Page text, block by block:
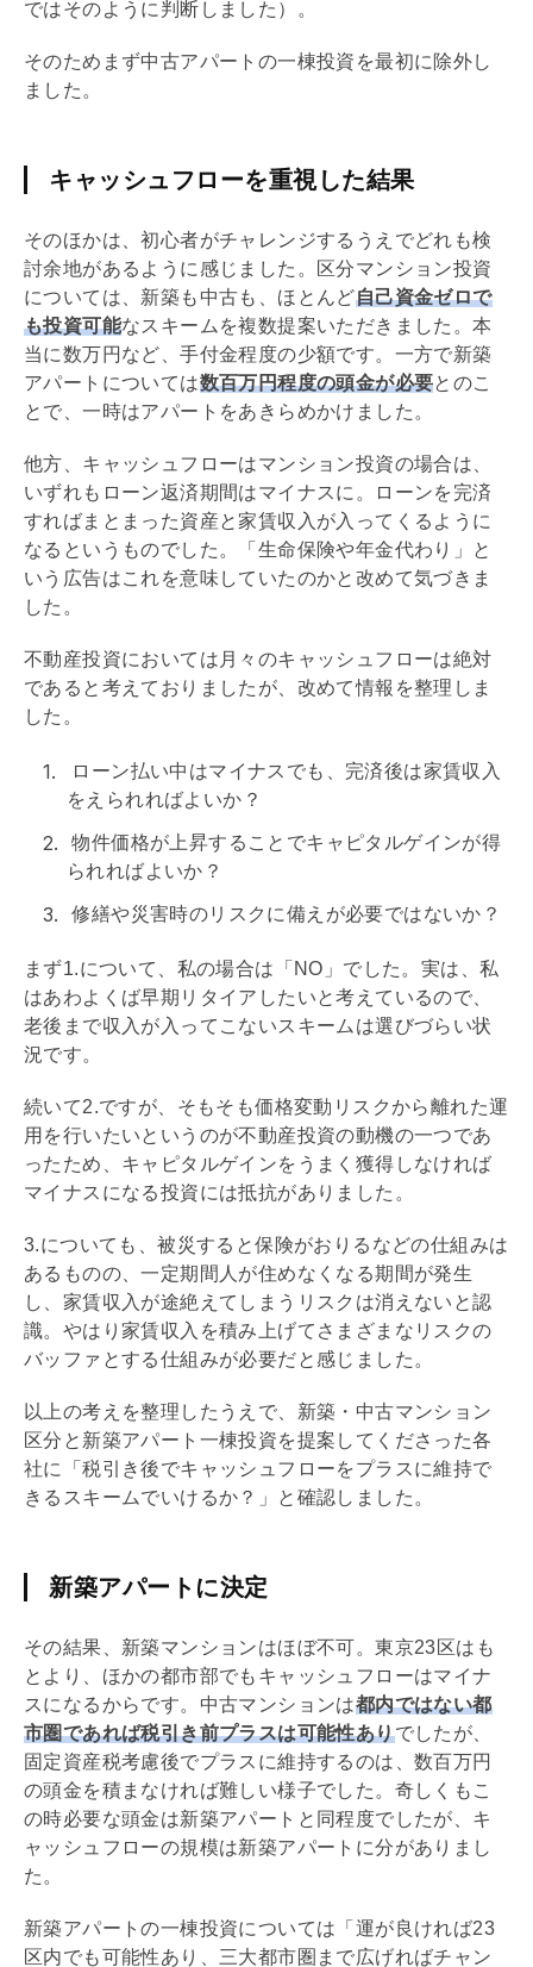
ではそのように判断しました）。
そのためまず中古アパートの一棟投資を最初に除外し
ました。
キャッシュフローを重視した結果
そのほかは、初心者がチャレンジするうえでどれも検
討余地があるように感じました。区分マンション投資
については、新築も中古も、ほとんど自己資金ゼロで
も投資可能なスキームを複数提案いただきました。本
当に数万円など、手付金程度の少額です。一方で新築
アパートについては数百万円程度の頭金が必要とのこ
とで、一時はアパートをあきらめかけました。
他方、キャッシュフローはマンション投資の場合は、
いずれもローン返済期間はマイナスに。ローンを完済
すればまとまった資産と家賃収入が入ってくるように
なるというものでした。「生命保険や年金代わり」と
いう広告はこれを意味していたのかと改めて気づきま
した。
不動産投資においては月々のキャッシュフローは絶対
であると考えておりましたが、改めて情報を整理しま
した。
ローン払い中はマイナスでも、完済後は家賃収入
をえられればよいか？
物件価格が上昇することでキャピタルゲインが得
られればよいか？
修繕や災害時のリスクに備えが必要ではないか？
まず1.について、私の場合は「NO」でした。実は、私
はあわよくば早期リタイアしたいと考えているので、
老後まで収入が入ってこないスキームは選びづらい状
況です。
続いて2.ですが、そもそも価格変動リスクから離れた運
用を行いたいというのが不動産投資の動機の一つであ
ったため、 キャピタルゲインをうまく獲得しなければ
マイナスになる投資には抵抗がありました。
3.についても、被災すると保険がおりるなどの仕組みは
あるものの、一定期間人が住めなくなる期間が発生
し、家賃収入が途絶えてしまうリスクは消えないと認
識。やはり家賃収入を積み上げてさまざまなリスクの
バッファとする仕組みが必要だと感じました。
以上の考えを整理したうえで、新築・中古マンション
区分と新築アパート一棟投資を提案してくださった各
社に「税引き後でキャッシュフローをプラスに維持で
きるスキームでいけるか？」と確認しました。
新築アパートに決定
その結果、新築マンションはほぼ不可。東京23区はも
とより、ほかの都市部でもキャッシュフローはマイナ
スになるからです。中古マンションは都内ではない都
市圏であれば税引き前プラスは可能性ありでしたが、
固定資産税考慮後でプラスに維持するのは、数百万円
の頭金を積まなければ難しい様子でした。奇しくもこ
の時必要な頭金は新築アパートと同程度でしたが、キ
ャッシュフローの規模は新築アパートに分がありまし
た。
新築アパートの一棟投資については「運が良ければ23
区内でも可能性あり、三大都市圏まで広げればチャン